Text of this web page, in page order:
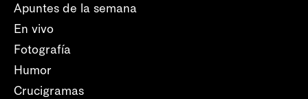
Apuntes de la semana
En vivo
Fotografía
Humor
Crucigramas